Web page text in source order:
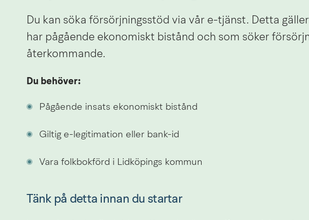
Du kan söka försörjningsstöd via vår e-tjänst. Detta
har pågående ekonomiskt bistånd och som söker
återkommande.
Du behöver:
Pågående insats ekonomiskt bistånd
Giltig e-legitimation eller bank-id
Vara folkbokförd i Lidköpings kommun
Tänk på detta innan du startar